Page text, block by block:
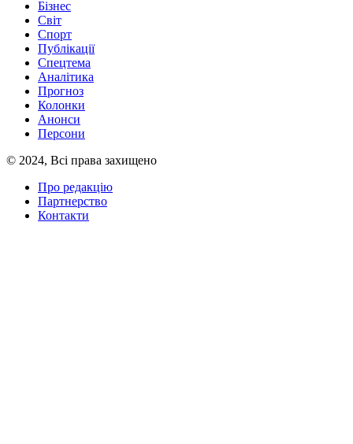
Бізнес
Світ
Спорт
Публікації
Спецтема
Аналітика
Прогноз
Колонки
Анонси
Персони
© 2024, Всі права захищено
Про редакцію
Партнерство
Контакти